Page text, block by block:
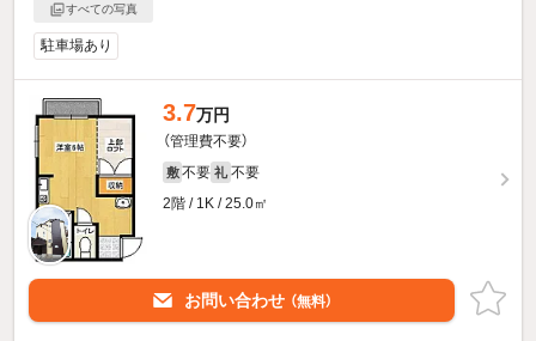
すべての写真
駐車場あり
3.7万円
（管理費不要）
敷 不要 礼 不要
2階 / 1K / 25.0㎡
お問い合わせ （無料）